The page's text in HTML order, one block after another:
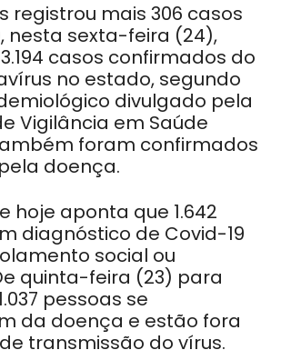
registrou mais 306 casos
nesta sexta-feira (24),
casos confirmados do
no estado, segundo
divulgado pela
Vigilância em Saúde
foram confirmados
doença.
hoje aponta que 1.642
diagnóstico de Covid-19
social ou
quinta-feira (23) para
pessoas se
da doença e estão fora
transmissão do vírus.